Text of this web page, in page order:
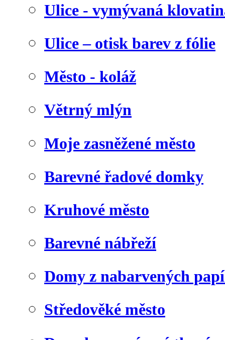
Ulice - vymývaná
Ulice – otisk barev z fólie
Město - koláž
Větrný mlýn
Moje zasněžené město
Barevné řadové domky
Kruhové město
Barevné nábřeží
Domy z nabarvených
Středověké město